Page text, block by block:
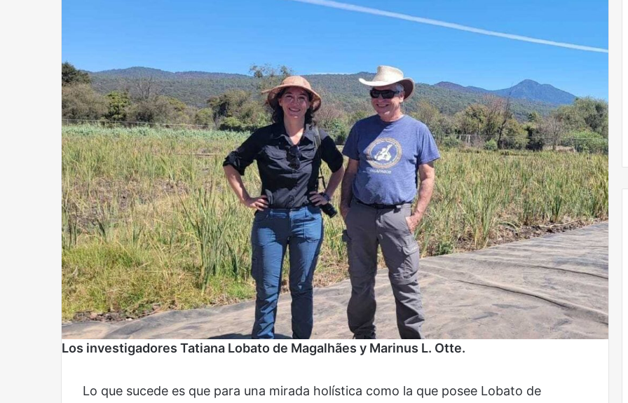
Los investigadores Tatiana Lobato de Magalhães y Marinus L. Otte.
Lo que sucede es que para una mirada holística como la que posee Lobato de
Reformulación Nueva droga Obradorista